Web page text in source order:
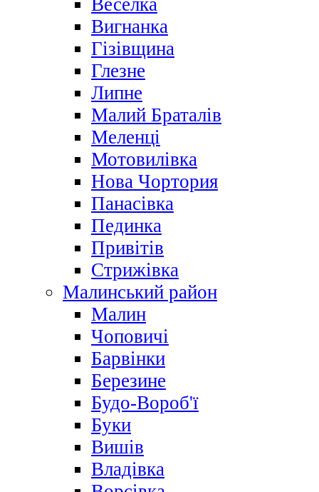
Веселка
Вигнанка
Гізівщина
Глезне
Липне
Малий Браталів
Меленці
Мотовилівка
Нова Чортория
Панасівка
Пединка
Привітів
Стрижівка
Малинський район
Малин
Чоповичі
Барвінки
Березине
Будо-Вороб'ї
Буки
Вишів
Владівка